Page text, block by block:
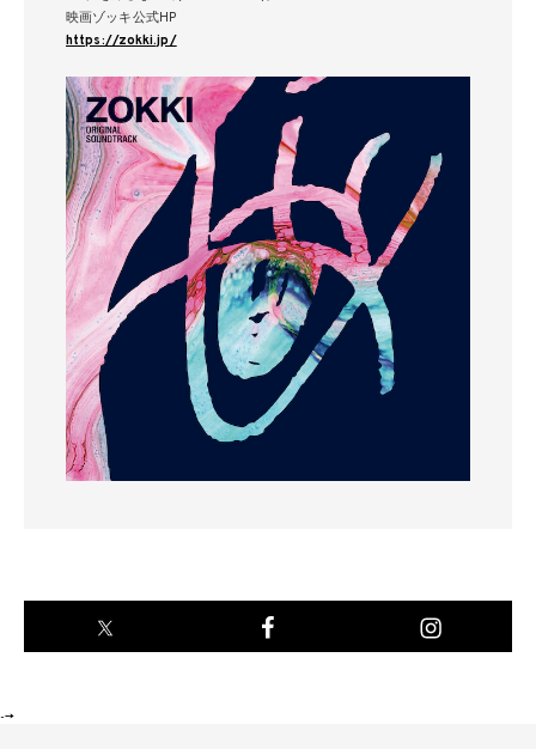
映画ゾッキ公式HP
https://zokki.jp/
-->